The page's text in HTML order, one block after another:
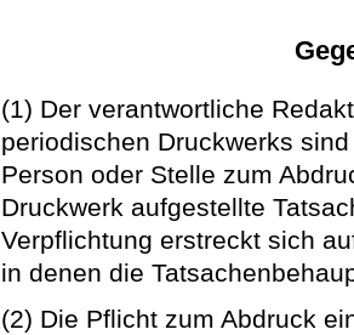
(1) Der verantwortliche
periodischen Druckwerks
Person oder Stelle zum
Druckwerk aufgestellte
Verpflichtung erstreckt sich
in denen die
(2) Die Pflicht zum Abdruck